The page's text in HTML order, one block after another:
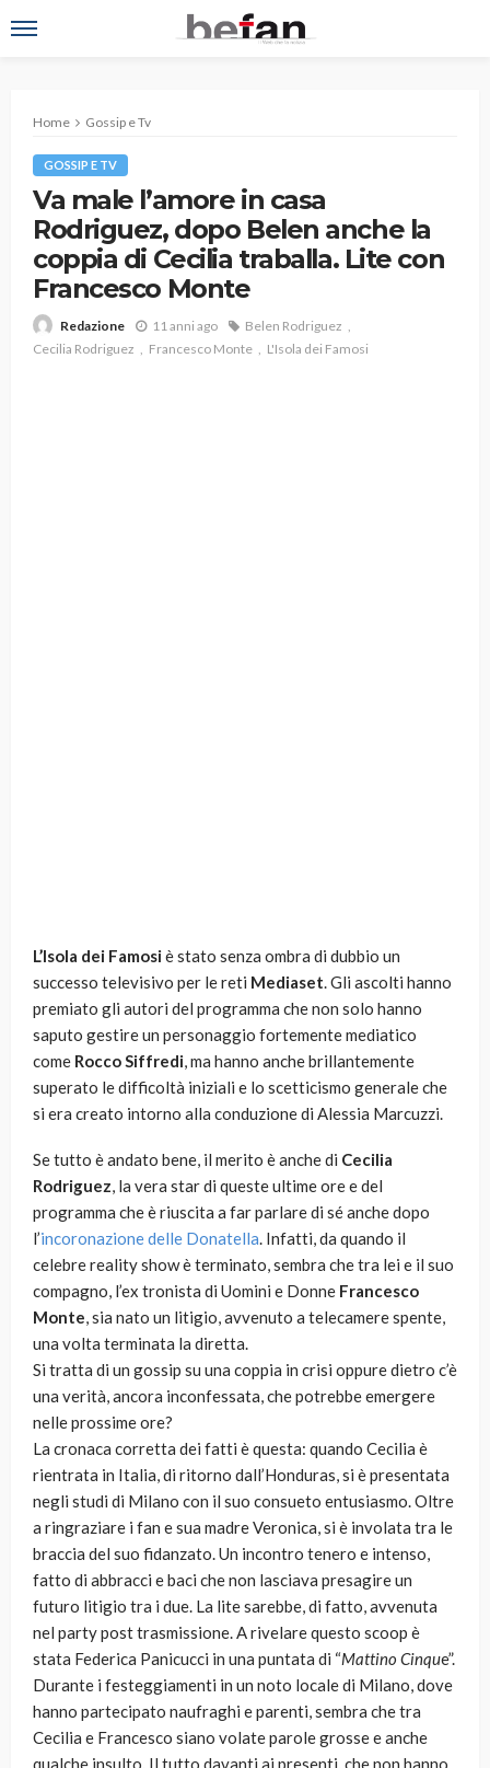
Home Gossip e Tv
GOSSIP E TV
Va male l’amore in casa
Rodriguez, dopo Belen anche la
coppia di Cecilia traballa. Lite con
Francesco Monte
Redazione 11 anni ago
Belen Rodriguez
Cecilia Rodriguez
Francesco Monte L'Isola dei Famosi
L’Isola dei Famosiè stato senza ombra di dubbio un
successo televisivo per le reti Mediaset. Gli ascolti hanno
premiato gli autori del programma che non solo hanno
saputo gestire un personaggio fortemente mediatico
come Rocco Siffredi, ma hanno anche brillantemente
superato le difficoltà iniziali e lo scetticismo generale che
si era creato intorno alla conduzione di Alessia Marcuzzi.
Se tutto è andato bene, il merito è anche di Cecilia
Rodriguez, la vera star di queste ultime ore e del
programma che è riuscita a far parlare di sé anche dopo
l’incoronazione delle Donatella. Infatti, da quando il
celebre reality show è terminato, sembra che tra lei e il suo
compagno, l’ex tronista di Uomini e Donne Francesco
Monte, sia nato un litigio, avvenuto a telecamere spente,
una volta terminata la diretta.
Si tratta di un gossip su una coppia in crisi oppure dietro c’è
una verità, ancora inconfessata, che potrebbe emergere
nelle prossime ore?
La cronaca corretta dei fatti è questa: quando Cecilia è
rientrata in Italia, di ritorno dall’Honduras, si è presentata
negli studi di Milano con il suo consueto entusiasmo. Oltre
a ringraziare i fan e sua madre Veronica, si è involata tra le
braccia del suo fidanzato. Un incontro tenero e intenso,
fatto di abbracci e baci che non lasciava presagire un
futuro litigio tra i due. La lite sarebbe, di fatto, avvenuta
nel party post trasmissione. A rivelare questo scoop è
stata Federica Panicucci in una puntata di “Mattino Cinque”.
Durante i festeggiamenti in un noto locale di Milano, dove
hanno partecipato naufraghi e parenti, sembra che tra
Cecilia e Francesco siano volate parole grosse e anche